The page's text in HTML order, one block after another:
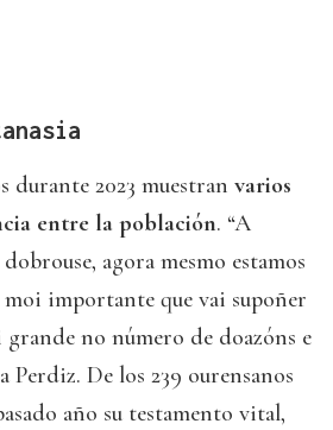
durante 2023 muestran varios
entre la población. “A
agora mesmo estamos
importante que vai supoñer
no número de doazóns e
Perdiz. De los 239 ourensanos
año su testamento vital,